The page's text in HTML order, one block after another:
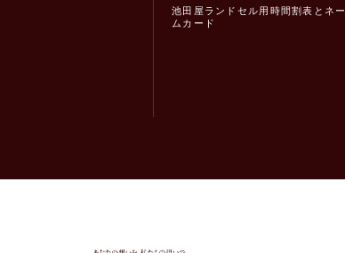
池田屋ランドセル用時間割表とネー
ムカード